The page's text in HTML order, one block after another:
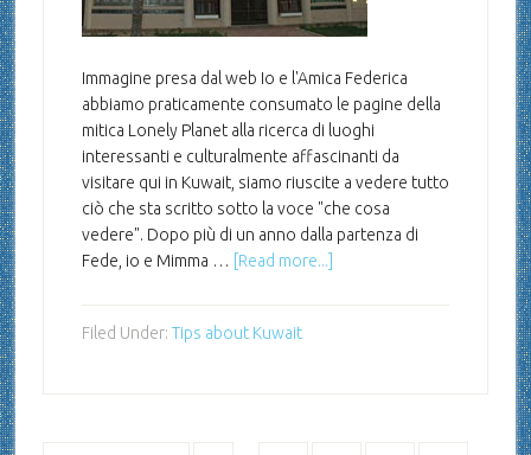
Immagine presa dal web Io e l'Amica Federica
abbiamo praticamente consumato le pagine della
mitica Lonely Planet alla ricerca di luoghi
interessanti e culturalmente affascinanti da
visitare qui in Kuwait, siamo riuscite a vedere tutto
ciò che sta scritto sotto la voce "che cosa
vedere". Dopo più di un anno dalla partenza di
Fede, io e Mimma …
[Read more...]
Filed Under: Tips about Kuwait